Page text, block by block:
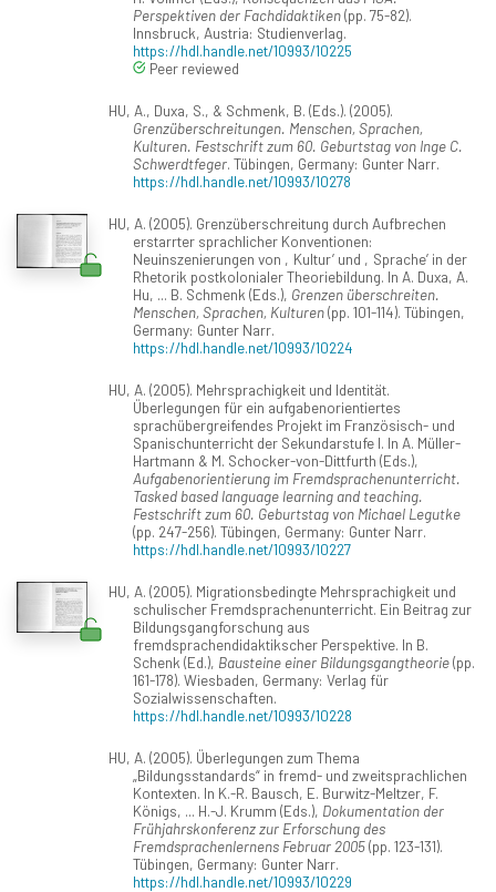
Perspektiven der Fachdidaktiken(pp. 75-82).
Innsbruck, Austria: Studienverlag.
https://hdl.handle.net/10993/10225
Peer reviewed
HU, A., Duxa, S., & Schmenk, B. (Eds.). (2005).
Grenzüberschreitungen. Menschen, Sprachen,
Kulturen. Festschrift zum 60. Geburtstag von Inge C.
Schwerdtfeger. Tübingen, Germany: Gunter Narr.
https://hdl.handle.net/10993/10278
HU, A. (2005). Grenzüberschreitung durch Aufbrechen
erstarrter sprachlicher Konventionen:
Neuinszenierungen von ‚Kultur’ und ‚Sprache’ in der
Rhetorik postkolonialer Theoriebildung. In A. Duxa, A.
Hu, ... B. Schmenk (Eds.), Grenzen überschreiten.
Menschen, Sprachen, Kulturen(pp. 101-114). Tübingen,
Germany: Gunter Narr.
https://hdl.handle.net/10993/10224
HU, A. (2005). Mehrsprachigkeit und Identität.
Überlegungen für ein aufgabenorientiertes
sprachübergreifendes Projekt im Französisch- und
Spanischunterricht der Sekundarstufe I. In A. Müller-
Hartmann & M. Schocker-von-Dittfurth (Eds.),
Aufgabenorientierung im Fremdsprachenunterricht.
Tasked based language learning and teaching.
Festschrift zum 60. Geburtstag von Michael Legutke
(pp. 247-256). Tübingen, Germany: Gunter Narr.
https://hdl.handle.net/10993/10227
HU, A. (2005). Migrationsbedingte Mehrsprachigkeit und
schulischer Fremdsprachenunterricht. Ein Beitrag zur
Bildungsgangforschung aus
fremdsprachendidaktikscher Perspektive. In B.
Schenk (Ed.), Bausteine einer Bildungsgangtheorie(pp.
161-178). Wiesbaden, Germany: Verlag für
Sozialwissenschaften.
https://hdl.handle.net/10993/10228
HU, A. (2005). Überlegungen zum Thema
„Bildungsstandards“ in fremd- und zweitsprachlichen
Kontexten. In K.-R. Bausch, E. Burwitz-Meltzer, F.
Königs, ... H.-J. Krumm (Eds.), Dokumentation der
Frühjahrskonferenz zur Erforschung des
Fremdsprachenlernens Februar 2005(pp. 123-131).
Tübingen, Germany: Gunter Narr.
https://hdl.handle.net/10993/10229